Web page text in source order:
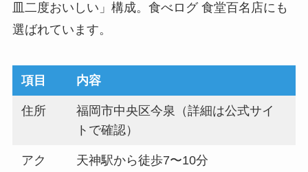
皿二度おいしい」構成。食べログ 食堂百名店にも
選ばれています。
項目 内容
住所
福岡市中央区今泉（詳細は公式サイ
トで確認）
アク
天神駅から徒歩7〜10分